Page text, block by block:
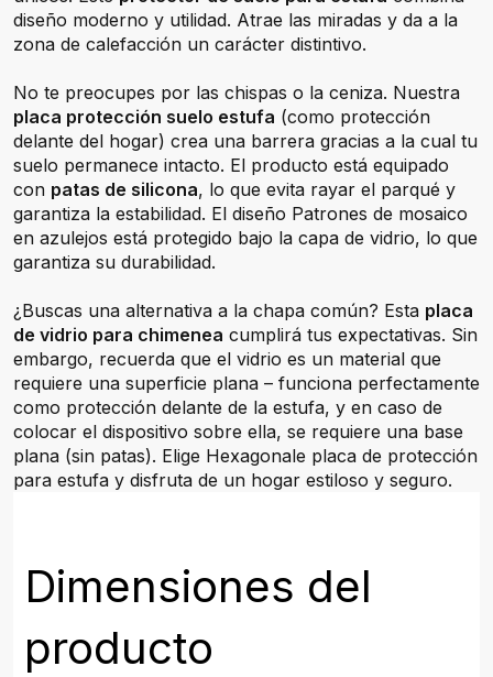
diseño moderno y utilidad. Atrae las miradas y da a la
zona de calefacción un carácter distintivo.
No te preocupes por las chispas o la ceniza. Nuestra
placa protección suelo estufa (como protección
delante del hogar) crea una barrera gracias a la cual tu
suelo permanece intacto. El producto está equipado
con patas de silicona, lo que evita rayar el parqué y
garantiza la estabilidad. El diseño Patrones de mosaico
en azulejos está protegido bajo la capa de vidrio, lo que
garantiza su durabilidad.
¿Buscas una alternativa a la chapa común? Esta placa
de vidrio para chimenea cumplirá tus expectativas. Sin
embargo, recuerda que el vidrio es un material que
requiere una superficie plana – funciona perfectamente
como protección delante de la estufa, y en caso de
colocar el dispositivo sobre ella, se requiere una base
plana (sin patas). Elige Hexagonale placa de protección
para estufa y disfruta de un hogar estiloso y seguro.
Dimensiones del
producto